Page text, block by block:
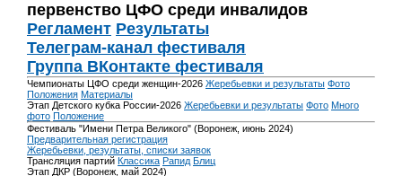
первенство ЦФО среди инвалидов
Регламент Результаты
Телеграм-канал фестиваля
Группа ВКонтакте фестиваля
Чемпионаты ЦФО среди женщин-2026 Жеребьевки и результаты Фото
Положения Материалы
Этап Детского кубка России-2026 Жеребьевки и результаты Фото Много
фото Положение
Фестиваль "Имени Петра Великого" (Воронеж, июнь 2024)
Предварительная регистрация
Жеребьевки, результаты, списки заявок
Трансляция партий Классика Рапид Блиц
Этап ДКР (Воронеж, май 2024)